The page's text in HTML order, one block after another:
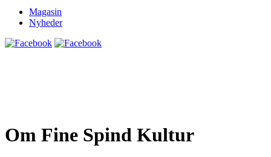
Magasin
Nyheder
Om Fine Spind Kultur